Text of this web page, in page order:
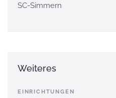
SC-Simmern
Weiteres
EINRICHTUNGEN